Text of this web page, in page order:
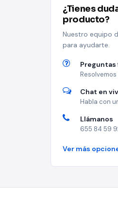
¿Tienes
producto?
Nuestro equipo
para ayudarte.
Chat en
Habla con
Llámanos
655 84 59
Ver más